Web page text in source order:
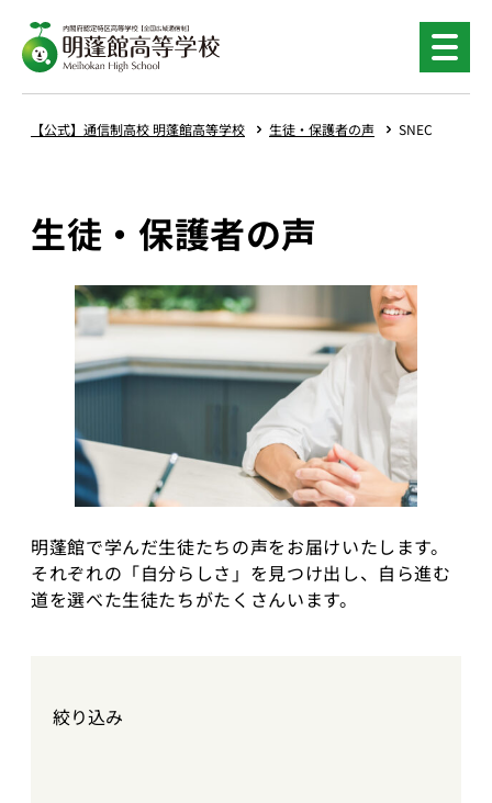
容
を
ス
【公式】通信制高校 明蓬館高等学校 生徒・保護者の声 SNEC
生徒・保護者の声
明蓬館で学んだ生徒たちの声をお届けいたします。
それぞれの「自分らしさ」を見つけ出し、自ら進む
道を選べた生徒たちがたくさんいます。
絞り込み